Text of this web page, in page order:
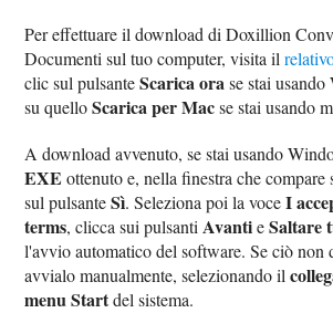
Per effettuare il download di Doxillion
Documenti sul tuo computer, visita il
clic sul pulsanteScarica orase stai
su quelloScarica per Macse stai usando
A download avvenuto, se stai usando
EXE ottenuto e, nella finestra che compare
sul pulsanteSì. Seleziona poi la voceI
terms, clicca sui pulsanti AvantieSaltare
l'avvio automatico del software. Se ciò non
avvialo manualmente, selezionando il
menu Startdel sistema.